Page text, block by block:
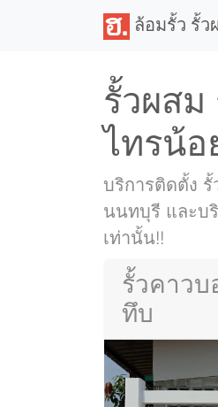
ล้อมรั้ว รั้
รั้วผสม
ไทรน้
บริการติดตั้ง
นนทบุรี และบ
เท่านั้น!!
รั้วคาว
ทึบ